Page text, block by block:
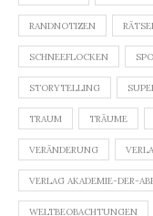
RANDNOTIZEN
SCHNEEFLOCKEN
STORYTELLING
TRAUM TRÄUME
VERÄNDERUNG
VERLAG AKADEMIE-DER-
WELTBEOBACHTUNGEN